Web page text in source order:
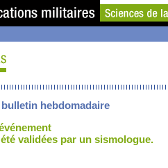
hebdomadaire
validées par un sismologue.